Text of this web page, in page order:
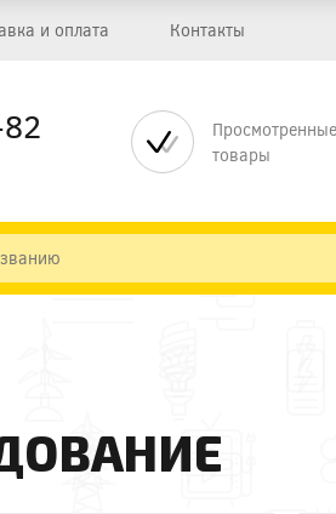
и оплата Контакты
Просмотренные
товары